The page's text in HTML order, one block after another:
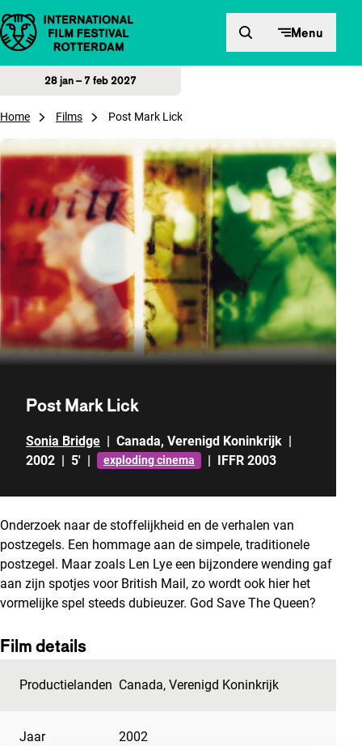
Direct naar inhoud Menu
28 jan – 7 feb 2027
Home Films Post Mark Lick
Post Mark Lick
Sonia Bridge | Canada, Verenigd Koninkrijk |
2002 | 5' | exploding cinema | IFFR 2003
Onderzoek naar de stoffelijkheid en de verhalen van
postzegels. Een hommage aan de simpele, traditionele
postzegel. Maar zoals Len Lye een bijzondere wending gaf
aan zijn spotjes voor British Mail, zo wordt ook hier het
vormelijke spel steeds dubieuzer. God Save The Queen?
Film details
Productielanden Canada, Verenigd Koninkrijk
Jaar 2002